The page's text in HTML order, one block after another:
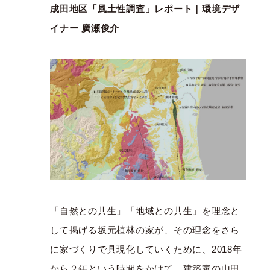
成田地区「風土性調査」レポート｜環境デザ
イナー 廣瀬俊介
「自然との共生」「地域との共生」を理念と
して掲げる坂元植林の家が、その理念をさら
に家づくりで具現化していくために、2018年